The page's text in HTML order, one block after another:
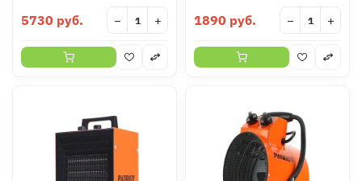
5730 руб. − + 1890 руб. − +